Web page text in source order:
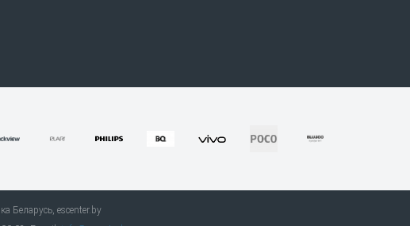
Беларусь, escenter.by